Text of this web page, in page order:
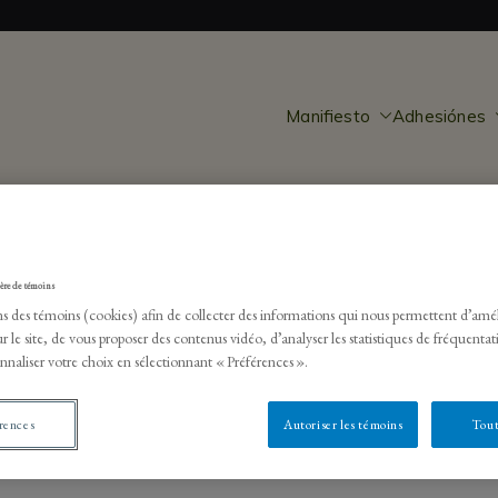
Manifiesto Adhesiónes
Asegurar una gestión
T
wi m o
de témoins
des témoins (cookies) afin de collecter des informations qui nous permettent
le site, de vous proposer des contenus vidéo, d’analyser les statistiques de
votre choix en sélectionnant « Préférences ».
Autoriser les témoins